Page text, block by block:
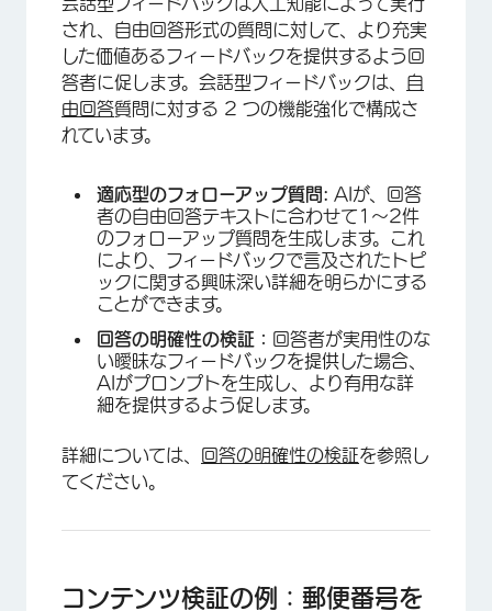
され、自由回答形式の質問に対して、より充実
した価値あるフィードバックを提供するよう回
答者に促します。会話型フィードバックは、 自
由回答質問に対する 2 つの機能強化で構成さ
れています。
適応型のフォローアップ質問: AIが、回答
者の自由回答テキストに合わせて1～2件
のフォローアップ質問を生成します。これ
により、フィードバックで言及されたトピ
ックに関する興味深い詳細を明らかにする
ことができます。
回答の明確性の検証： 回答者が実用性のな
い曖昧なフィードバックを提供した場合、
AIがプロンプトを生成し、より有用な詳
細を提供するよう促します。
詳細については、 回答の明確性の検証を参照し
てください。
コンテンツ検証の例：郵便番号を